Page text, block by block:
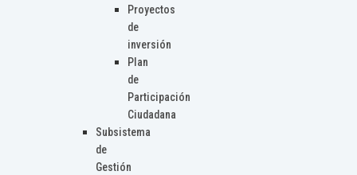
Proyectos
de
inversión
Plan
de
Participación
Ciudadana
Subsistema
de
Gestión